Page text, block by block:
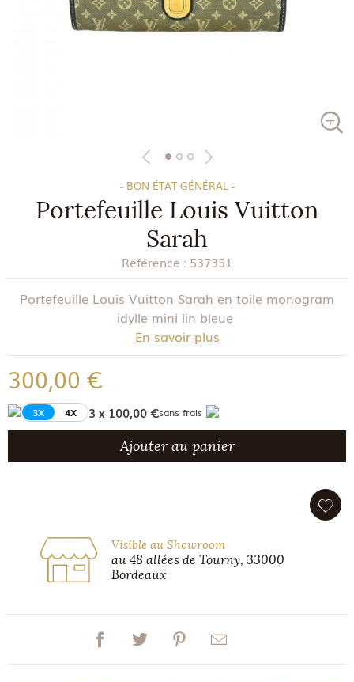
- BON ÉTAT GÉNÉRAL -
Portefeuille Louis Vuitton
Sarah
Référence : 537351
Portefeuille Louis Vuitton Sarah en toile monogram
idylle mini lin bleue
En savoir plus
300,00 €
3X 4X 3 x 100,00 €sans frais
Ajouter au panier
Visible au Showroom
au 48 allées de Tourny, 33000
Bordeaux